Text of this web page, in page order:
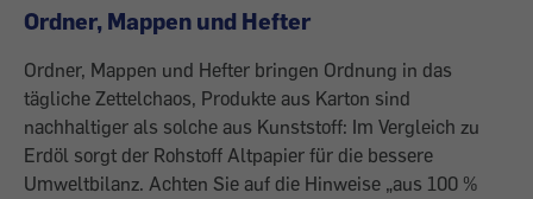
Ordner, Mappen und Hefter
Ordner, Mappen und Hefter bringen Ordnung in das
tägliche Zettelchaos, Produkte aus Karton sind
nachhaltiger als solche aus Kunststoff: Im Vergleich zu
Erdöl sorgt der Rohstoff Altpapier für die bessere
Umweltbilanz. Achten Sie auf die Hinweise „aus 100 %